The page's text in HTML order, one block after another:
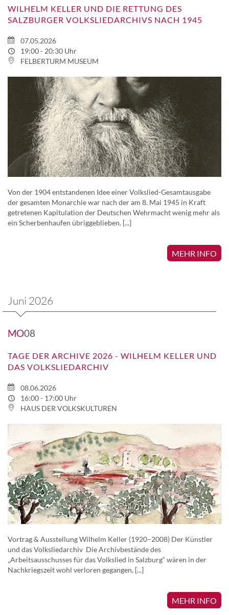
WILHELM KELLER UND DIE RETTUNG DES
SALZBURGER VOLKSLIEDARCHIVS NACH 1945
07.05.2026
19:00 - 20:30 Uhr
FELBERTURM MUSEUM
Von der 1904 entstandenen Idee einer Volkslied-Gesamtausgabe
der gesamten Monarchie war nach der am 8. Mai 1945 in Kraft
getretenen Kapitulation der Deutschen Wehrmacht wenig mehr als
ein Scherbenhaufen übriggeblieben. [...]
MEHR INFO
Juni 2026
MO08
TAGE DER ARCHIVE 2026 - WILHELM KELLER UND
DAS VOLKSLIEDARCHIV
08.06.2026
16:00 - 17:00 Uhr
HAUS DER VOLKSKULTUREN
Vortrag & Ausstellung Wilhelm Keller (1920–2008) Der Künstler
und das Volksliedarchiv Die Archivbestände des
„Arbeitsausschusses für das Volkslied in Salzburg“ wären in der
Nachkriegszeit wohl verloren gegangen, [...]
MEHR INFO